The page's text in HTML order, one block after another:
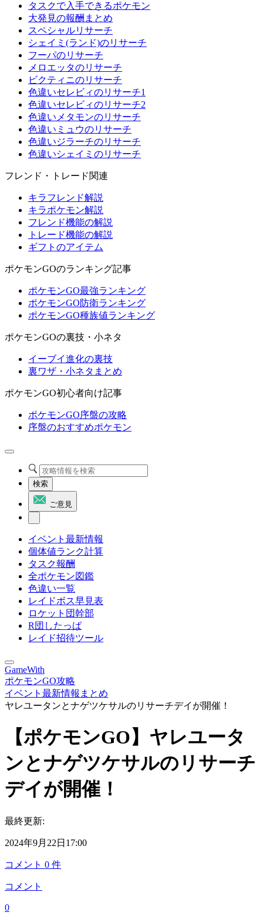
タスクで入手できるポケモン
大発見の報酬まとめ
スペシャルリサーチ
シェイミ(ランド)のリサーチ
フーパのリサーチ
メロエッタのリサーチ
ビクティニのリサーチ
色違いセレビィのリサーチ1
色違いセレビィのリサーチ2
色違いメタモンのリサーチ
色違いミュウのリサーチ
色違いジラーチのリサーチ
色違いシェイミのリサーチ
フレンド・トレード関連
キラフレンド解説
キラポケモン解説
フレンド機能の解説
トレード機能の解説
ギフトのアイテム
ポケモンGOのランキング記事
ポケモンGO最強ランキング
ポケモンGO防衛ランキング
ポケモンGO種族値ランキング
ポケモンGOの裏技・小ネタ
イーブイ進化の裏技
裏ワザ・小ネタまとめ
ポケモンGO初心者向け記事
ポケモンGO序盤の攻略
序盤のおすすめポケモン
検索
ご意見
イベント最新情報
個体値ランク計算
タスク報酬
全ポケモン図鑑
色違い一覧
レイドボス早見表
ロケット団幹部
R団したっぱ
レイド招待ツール
GameWith
ポケモンGO攻略
イベント最新情報まとめ
ヤレユータンとナゲツケサルのリサーチデイが開催！
【ポケモンGO】ヤレユータ
ンとナゲツケサルのリサーチ
デイが開催！
最終更新:
2024年9月22日17:00
コメント 0 件
コメント
0